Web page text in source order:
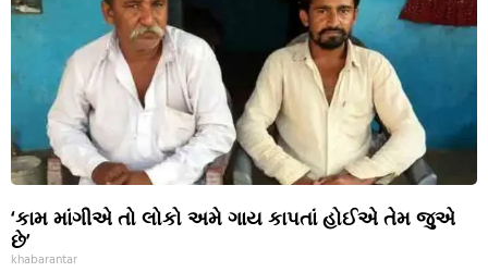
‘કામ માંગીએ તો લોકો અમે ગાય કાપતાં હોઈએ તેમ જુએ
છે’
khabarantar